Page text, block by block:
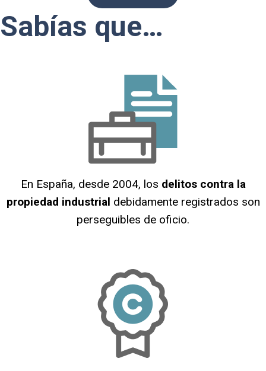
Sabías que…
En España, desde 2004, los delitos contra la
propiedad industrial debidamente registrados son
perseguibles de oficio.